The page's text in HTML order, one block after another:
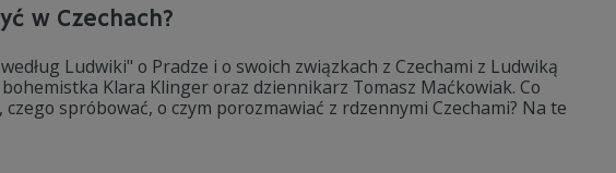
w Czechach?
Ludwiki" o Pradze i o swoich związkach z Czechami z Ludwiką
Klara Klinger oraz dziennikarz Tomasz Maćkowiak. Co
spróbować, o czym porozmawiać z rdzennymi Czechami? Na te